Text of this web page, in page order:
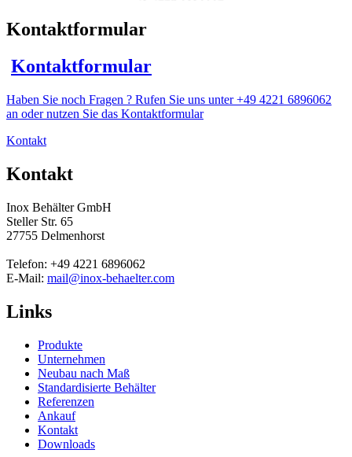
Kontaktformular
Kontaktformular
Haben Sie noch Fragen ? Rufen Sie uns unter +49 4221 6896062
an oder nutzen Sie das Kontaktformular
Kontakt
Kontakt
Inox Behälter GmbH
Steller Str. 65
27755 Delmenhorst
Telefon: +49 4221 6896062
E-Mail: mail@inox-behaelter.com
Links
Produkte
Unternehmen
Neubau nach Maß
Standardisierte Behälter
Referenzen
Ankauf
Kontakt
Downloads